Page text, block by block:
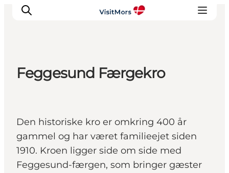
Info om Mors
Overnatning
Pakketure / Ferieophold
Planlæg din tur
Feggesund Færgekro
Den historiske kro er omkring 400 år
gammel og har været familieejet siden
1910. Kroen ligger side om side med
Feggesund-færgen, som bringer gæster